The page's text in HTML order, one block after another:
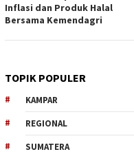
Inflasi dan Produk Halal
Bersama Kemendagri
TOPIK POPULER
KAMPAR
REGIONAL
SUMATERA